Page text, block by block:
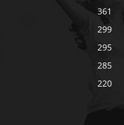
361
299
295
285
220